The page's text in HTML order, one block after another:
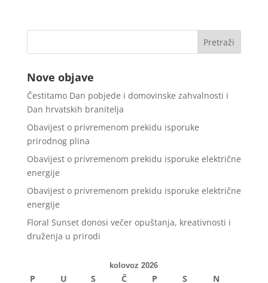
Nove objave
Čestitamo Dan pobjede i domovinske zahvalnosti i
Dan hrvatskih branitelja
Obavijest o privremenom prekidu isporuke
prirodnog plina
Obavijest o privremenom prekidu isporuke električne
energije
Obavijest o privremenom prekidu isporuke električne
energije
Floral Sunset donosi večer opuštanja, kreativnosti i
druženja u prirodi
kolovoz 2026
P U S Č P S N